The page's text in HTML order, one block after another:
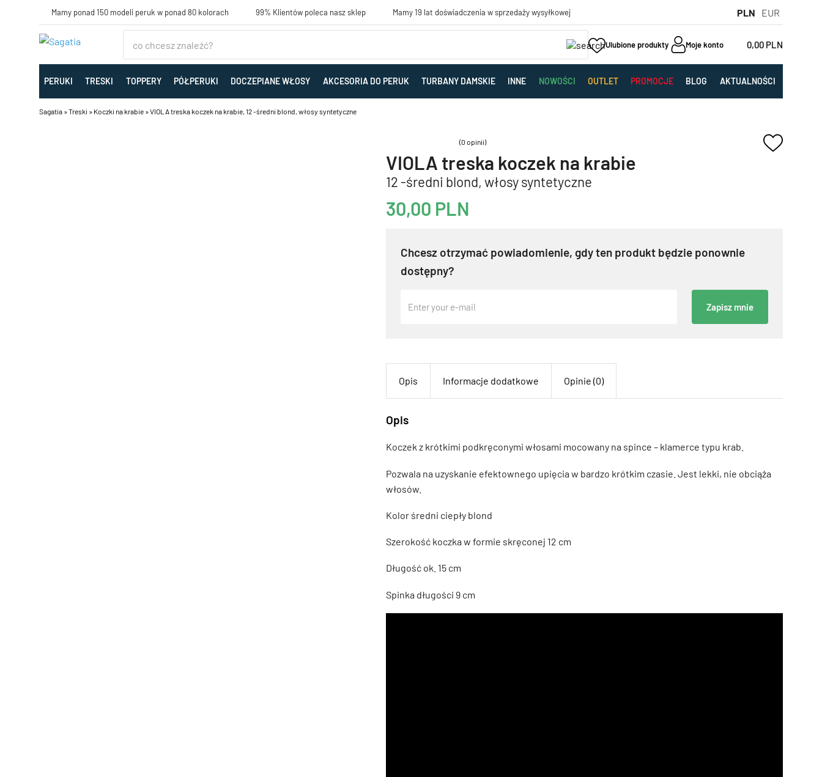
Mamy ponad 150 modeli peruk w ponad 80 kolorach 99% Klientów poleca nasz sklep Mamy 19 lat doświadczenia w sprzedaży wysyłkowej PLN EUR
Ulubione produkty Moje konto 0,00 PLN
PERUKI TRESKI TOPPERY PÓŁPERUKI DOCZEPIANE WŁOSY AKCESORIA DO PERUK TURBANY DAMSKIE INNE NOWOŚCI OUTLET PROMOCJE BLOG AKTUALNOŚCI
Sagatia »Treski » Koczki na krabie »VIOLA treska koczek na krabie, 12 -średni blond, włosy syntetyczne
(0 opinii)
VIOLA treska koczek na krabie
12 -średni blond, włosy syntetyczne
30,00 PLN
Chcesz otrzymać powiadomienie, gdy ten produkt będzie ponownie
dostępny?
Zapisz mnie
Opis Informacje dodatkowe Opinie (0)
Opis
Koczek z krótkimi podkręconymi włosami mocowany na spince – klamerce typu krab.
Pozwala na uzyskanie efektownego upięcia w bardzo krótkim czasie. Jest lekki, nie obciąża
włosów.
Kolor średni ciepły blond
Szerokość koczka w formie skręconej 12 cm
Długość ok. 15 cm
Spinka długości 9 cm